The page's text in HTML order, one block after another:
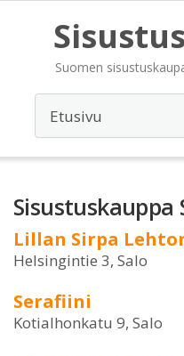
Suomen
Sisustuskauppa
Lillan Sirpa
Helsingintie 3, Salo
Serafiini
Kotialhonkatu 9, Salo